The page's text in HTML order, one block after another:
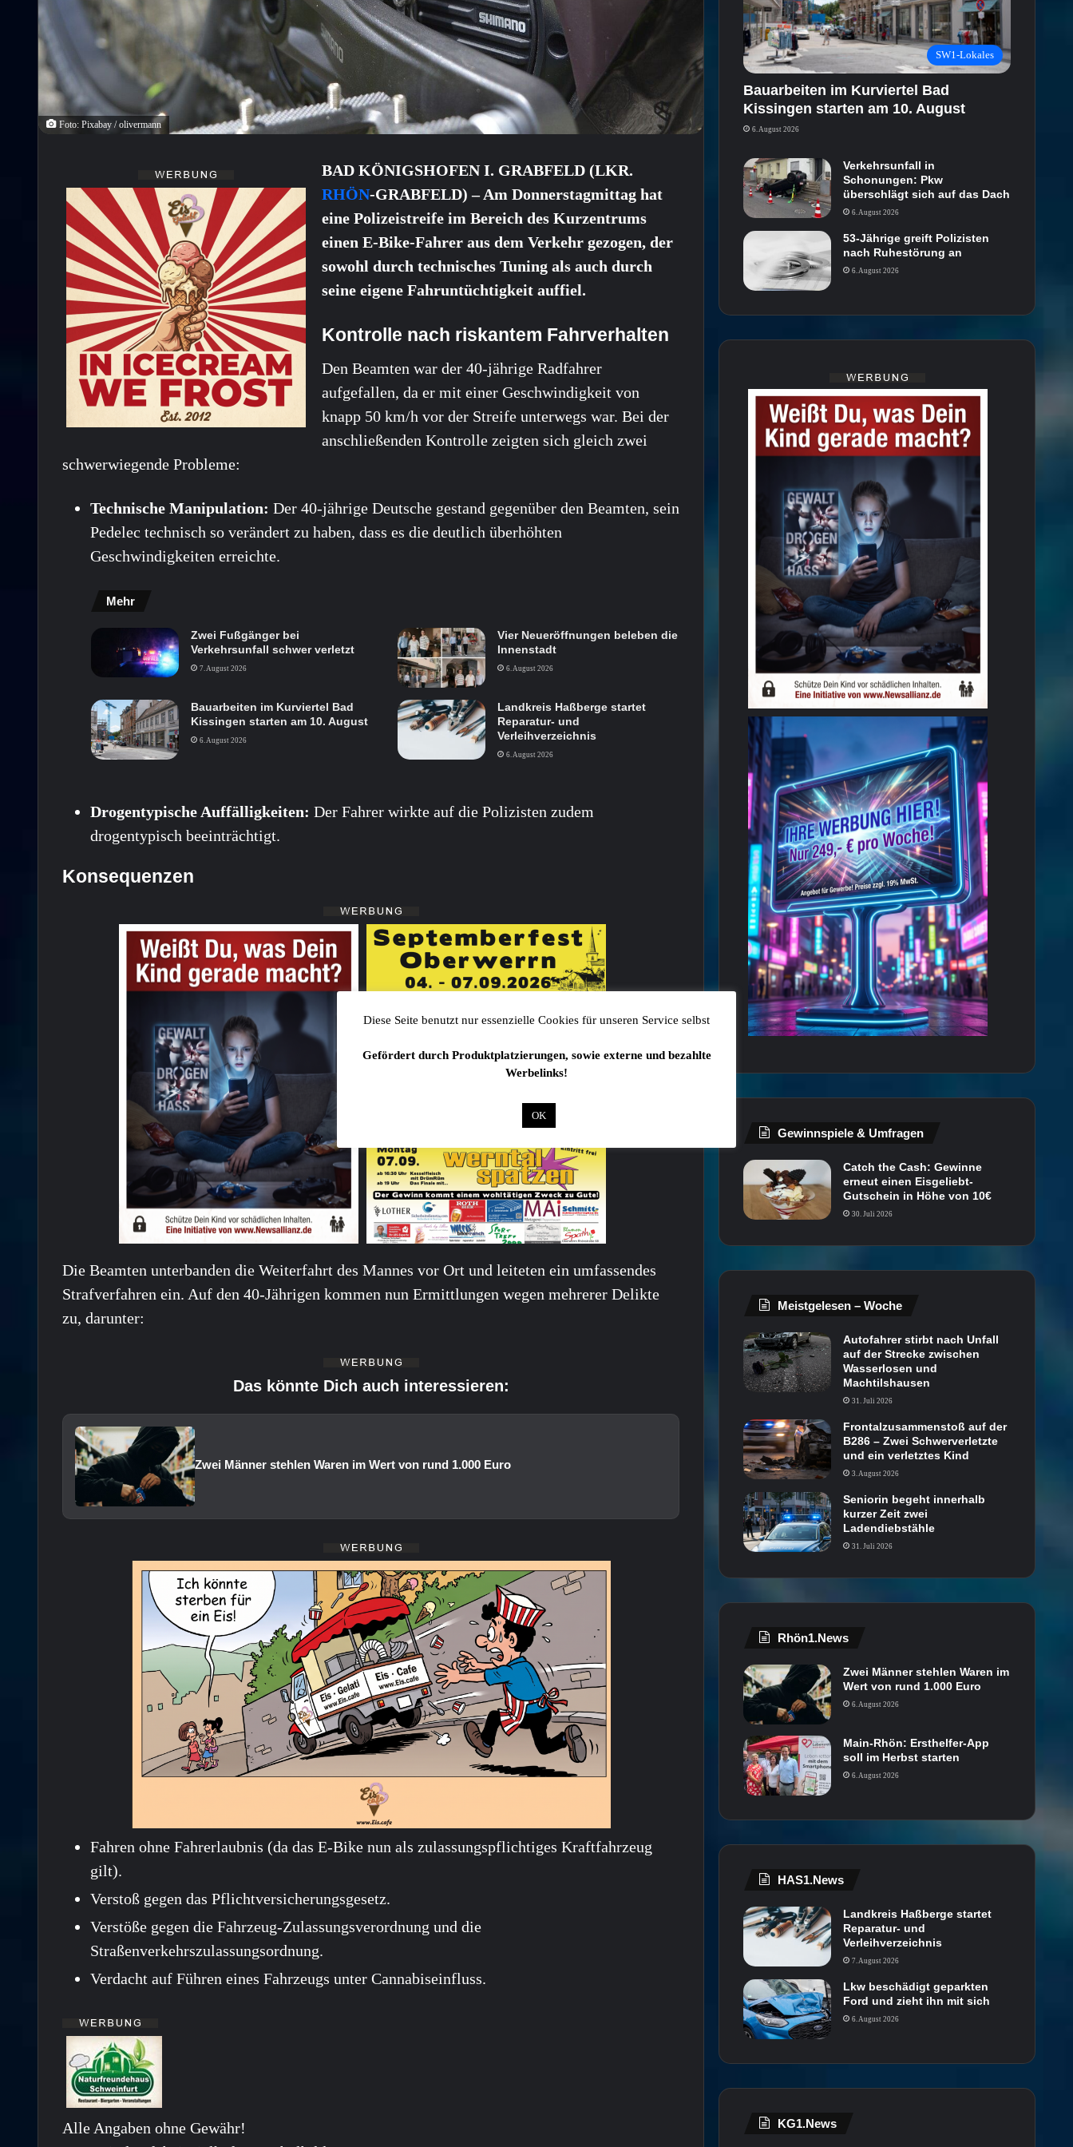
Foto: Pixabay / olivermann
BAD KÖNIGSHOFEN I. GRABFELD (LKR.
RHÖN-GRABFELD) – Am Donnerstagmittag hat
eine Polizeistreife im Bereich des Kurzentrums
einen E-Bike-Fahrer aus dem Verkehr gezogen, der
sowohl durch technisches Tuning als auch durch
seine eigene Fahruntüchtigkeit auffiel.
Kontrolle nach riskantem Fahrverhalten
Den Beamten war der 40-jährige Radfahrer
aufgefallen, da er mit einer Geschwindigkeit von
knapp 50 km/h vor der Streife unterwegs war. Bei der
anschließenden Kontrolle zeigten sich gleich zwei
schwerwiegende Probleme:
Technische Manipulation: Der 40-jährige Deutsche gestand gegenüber den Beamten, sein
Pedelec technisch so verändert zu haben, dass es die deutlich überhöhten
Geschwindigkeiten erreichte.
Mehr
Zwei Fußgänger bei
Verkehrsunfall schwer verletzt
7. August 2026
Vier Neueröffnungen beleben die
Innenstadt
6. August 2026
Bauarbeiten im Kurviertel Bad
Kissingen starten am 10. August
6. August 2026
Landkreis Haßberge startet
Reparatur- und
Verleihverzeichnis
6. August 2026
Drogentypische Auffälligkeiten: Der Fahrer wirkte auf die Polizisten zudem
drogentypisch beeinträchtigt.
Konsequenzen
Die Beamten unterbanden die Weiterfahrt des Mannes vor Ort und leiteten ein umfassendes
Strafverfahren ein. Auf den 40-Jährigen kommen nun Ermittlungen wegen mehrerer Delikte
zu, darunter:
Das könnte Dich auch interessieren:
Zwei Männer stehlen Waren im Wert von rund 1.000 Euro
Fahren ohne Fahrerlaubnis (da das E-Bike nun als zulassungspflichtiges Kraftfahrzeug
gilt).
Verstoß gegen das Pflichtversicherungsgesetz.
Verstöße gegen die Fahrzeug-Zulassungsverordnung und die
Straßenverkehrszulassungsordnung.
Verdacht auf Führen eines Fahrzeugs unter Cannabiseinfluss.
Alle Angaben ohne Gewähr!
SW1-Lokales
Bauarbeiten im Kurviertel Bad
Kissingen starten am 10. August
6. August 2026
Verkehrsunfall in
Schonungen: Pkw
überschlägt sich auf das Dach
6. August 2026
53-Jährige greift Polizisten
nach Ruhestörung an
6. August 2026
Gewinnspiele & Umfragen
Catch the Cash: Gewinne
erneut einen Eisgeliebt-
Gutschein in Höhe von 10€
30. Juli 2026
Meistgelesen – Woche
Autofahrer stirbt nach Unfall
auf der Strecke zwischen
Wasserlosen und
Machtilshausen
31. Juli 2026
Frontalzusammenstoß auf der
B286 – Zwei Schwerverletzte
und ein verletztes Kind
3. August 2026
Seniorin begeht innerhalb
kurzer Zeit zwei
Ladendiebstähle
31. Juli 2026
Rhön1.News
Zwei Männer stehlen Waren im
Wert von rund 1.000 Euro
6. August 2026
Main-Rhön: Ersthelfer-App
soll im Herbst starten
6. August 2026
HAS1.News
Landkreis Haßberge startet
Reparatur- und
Verleihverzeichnis
7. August 2026
Lkw beschädigt geparkten
Ford und zieht ihn mit sich
6. August 2026
KG1.News
Diese Seite benutzt nur essenzielle Cookies für unseren Service selbst
Gefördert durch Produktplatzierungen, sowie externe und bezahlte
Werbelinks!
OK